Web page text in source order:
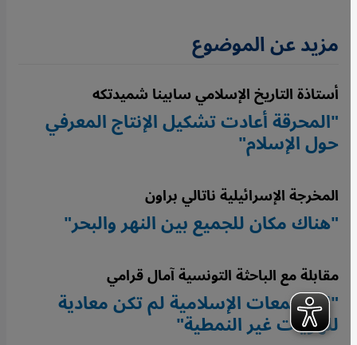
مزيد عن الموضوع
أستاذة التاريخ الإسلامي سابينا شميدتكه
"المحرقة أعادت تشكيل الإنتاج المعرفي
حول الإسلام"
المخرجة الإسرائيلية ناتالي براون
"هناك مكان للجميع بين النهر والبحر"
مقابلة مع الباحثة التونسية آمال قرامي
"المجتمعات الإسلامية لم تكن معادية
للهويات غير النمطية"